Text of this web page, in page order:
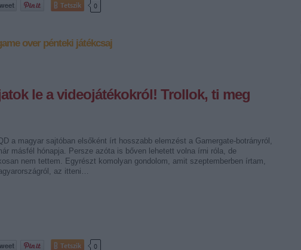
Tetszik 0
over pénteki játékcsaj
le a videojátékokról! Trollok, ti meg
a magyar sajtóban elsőként írt hosszabb elemzést a Gamergate-botrányról,
másfél hónapja. Persze azóta is bőven lehetett volna írni róla, de
nem tettem. Egyrészt komolyan gondolom, amit szeptemberben írtam,
az itteni…
Tetszik 0